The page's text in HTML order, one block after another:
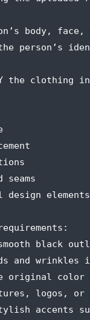
body,
the person’s
the
elements
black
and
original color
logos,
accents